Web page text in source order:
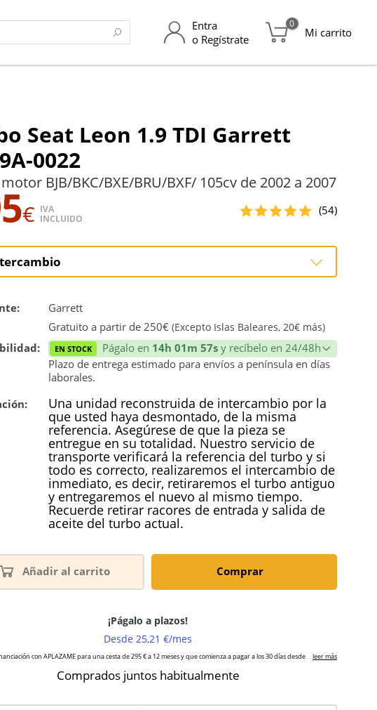
Entra
o Regístrate
0
Mi carrito
Seat Leon 1.9 TDI Garrett
0022
BJB/BKC/BXE/BRU/BXF/ 105cv de 2002 a 2007
€ IVA
INCLUIDO
(54)
Reconstrucción
Garrett
Gratuito a partir de 250€ (Excepto Islas Baleares, 20€ más)
EN STOCK Págalo en 14h 01m 56s y recíbelo en 24/48h
Plazo de entrega estimado para envíos a península en días
laborales.
Una unidad reconstruida de intercambio por la
que usted haya desmontado, de la misma
referencia. Asegúrese de que la pieza se
entregue en su totalidad. Nuestro servicio de
transporte verificará la referencia del turbo y si
todo es correcto, realizaremos el intercambio de
inmediato, es decir, retiraremos el turbo antiguo
y entregaremos el nuevo al mismo tiempo.
Recuerde retirar racores de entrada y salida de
aceite del turbo actual.
Añadir al carrito Comprar
Comprados juntos habitualmente